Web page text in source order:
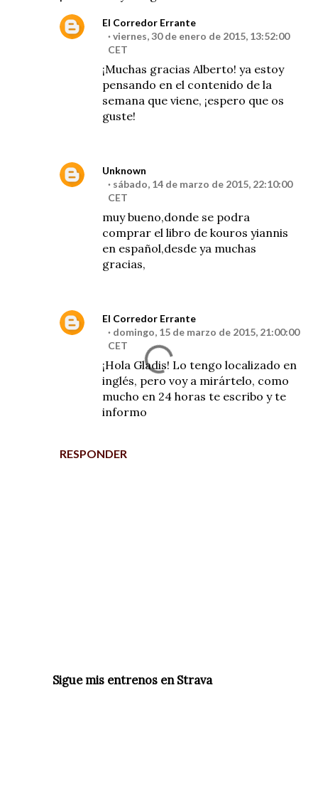
RESPONDER
El Corredor Errante
viernes, 30 de enero de 2015, 13:52:00
CET
¡Muchas gracias Alberto! ya estoy
pensando en el contenido de la
semana que viene, ¡espero que os
guste!
Unknown
sábado, 14 de marzo de 2015, 22:10:00
CET
muy bueno,donde se podra
comprar el libro de kouros yiannis
en español,desde ya muchas
gracias,
El Corredor Errante
domingo, 15 de marzo de 2015, 21:00:00
CET
¡Hola Gladis! Lo tengo localizado en
inglés, pero voy a mirártelo, como
mucho en 24 horas te escribo y te
informo
Sigue mis entrenos en Strava